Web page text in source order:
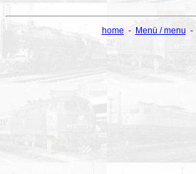
home- Menü / menu -